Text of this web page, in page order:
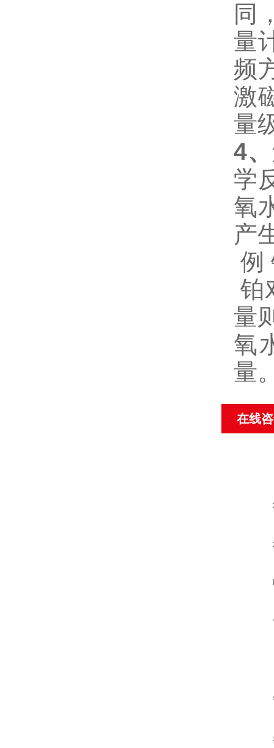
同
量
频
激
量
4
学
氧
产
例
铂
量
氧
量
在线